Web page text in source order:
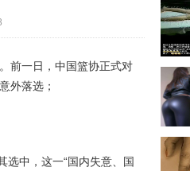
前一日，中国篮协正式对
外落选；
选中，这一“国内失意、国